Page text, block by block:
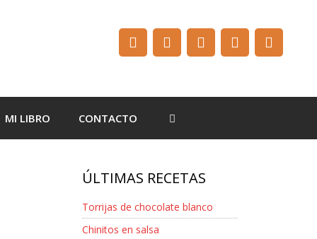
MI LIBRO CONTACTO
ÚLTIMAS RECETAS
Torrijas de chocolate blanco
Chinitos en salsa